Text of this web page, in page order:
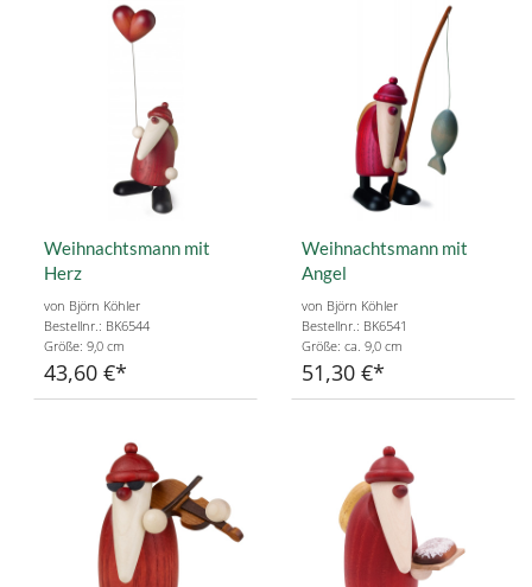
Weihnachtsmann mit
Herz
von Björn Köhler
Bestellnr.: BK6544
Größe: 9,0 cm
43,60 €
Weihnachtsmann mit
Angel
von Björn Köhler
Bestellnr.: BK6541
Größe: ca. 9,0 cm
51,30 €